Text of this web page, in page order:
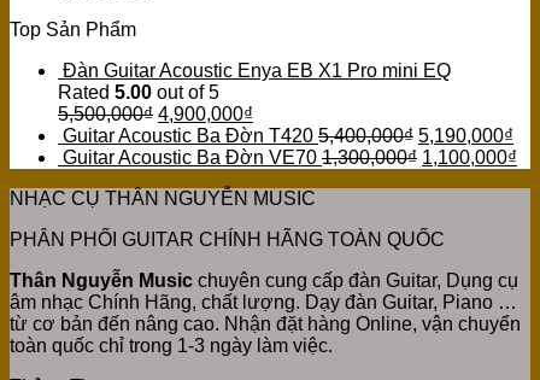
Top Sản Phẩm
Đàn Guitar Acoustic Enya EB X1 Pro mini EQ
Rated 5.00 out of 5
5,500,000₫ 4,900,000₫
Guitar Acoustic Ba Đờn T420 5,400,000₫ 5,190,000₫
Guitar Acoustic Ba Đờn VE70 1,300,000₫ 1,100,000₫
NHẠC CỤ THÂN NGUYỄN MUSIC
PHÂN PHỐI GUITAR CHÍNH HÃNG TOÀN QUỐC
Thân Nguyễn Music chuyên cung cấp đàn Guitar, Dụng cụ
âm nhạc Chính Hãng, chất lượng. Dạy đàn Guitar, Piano …
từ cơ bản đến nâng cao. Nhận đặt hàng Online, vận chuyển
toàn quốc chỉ trong 1-3 ngày làm việc.